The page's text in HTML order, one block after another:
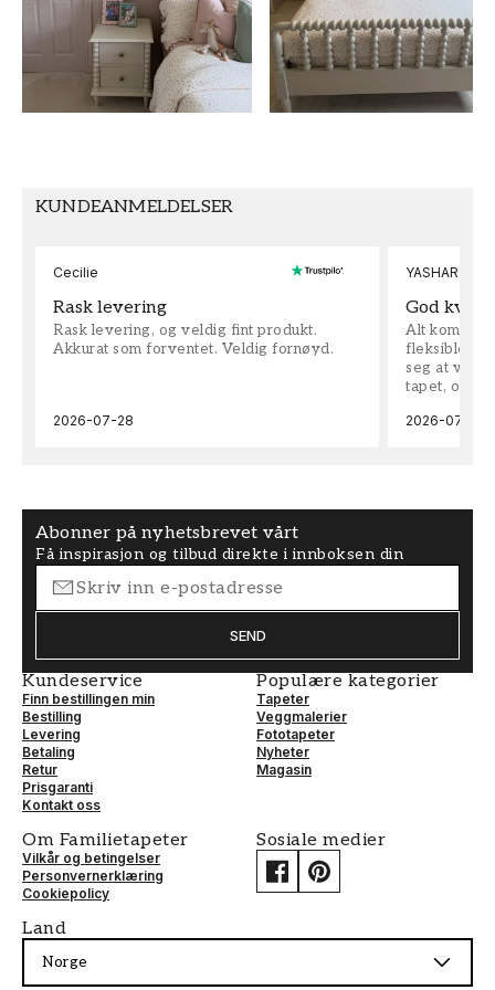
MØNSTER
Dyr
SAMLING
Wallpassion
FARGE
Rosa
MØNSTERHØYDE (cm)
50
Non-Woven
KUNDEANMELDELSER
Cecilie
Rask levering
Rask levering, og veldig fint produkt.
Akkurat som forventet. Veldig fornøyd.
2026-07-28
YASHAR
God
Alt kom
fleksible på
seg at vi
tapet, og
2026-07-04
Abonner på nyhetsbrevet vårt
Få inspirasjon og tilbud direkte i innboksen din
SEND
Kundeservice
Finn bestillingen min
Bestilling
Levering
Betaling
Retur
Prisgaranti
Kontakt oss
Populære kategorier
Tapeter
Veggmalerier
Fototapeter
Nyheter
Magasin
Om Familietapeter
Vilkår og betingelser
Personvernerklæring
Cookiepolicy
Sosiale medier
Land
Norge